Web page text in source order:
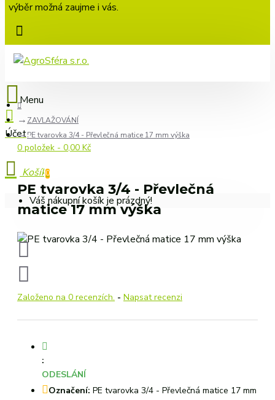
výběr možná zaujme i vás.
0 položek - 0,00 Kč
0
Váš nákupní košík je prázdný!
ZAVLAŽOVÁNÍ
PE tvarovka 3/4 - Převlečná matice 17 mm výška
PE tvarovka 3/4 - Převlečná
matice 17 mm výška
Založeno na 0 recenzích. - Napsat recenzi
:
ODESLÁNÍ
Označení: PE tvarovka 3/4 - Převlečná matice 17 mm